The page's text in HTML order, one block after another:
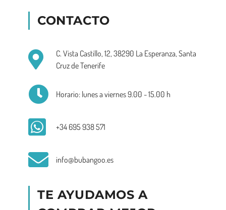
TE AYUDAMOS A
CONTACTO
C. Vista Castillo, 12, 38290 La Esperanza, Santa
Cruz de Tenerife
Horario: lunes a viernes 9.00 - 15.00 h
+34 695 938 571
info@bubangoo.es